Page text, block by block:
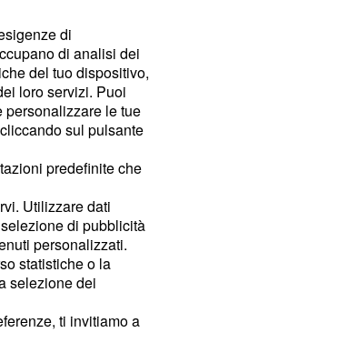
di
di analisi dei
del tuo dispositivo,
loro servizi. Puoi
personalizzare le tue
sul pulsante
predefinite che
Utilizzare dati
di pubblicità
personalizzati.
statistiche o la
selezione dei
ti invitiamo a